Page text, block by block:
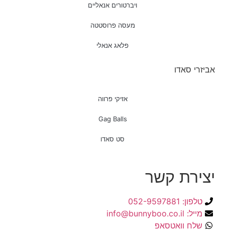
ויברטורים אנאליים
מעסה פרוסטטה
פלאג אנאלי
אביזרי סאדו
אזיקי פרווה
Gag Balls
סט סאדו
יצירת קשר
טלפון: 052-9597881
מייל: info@bunnyboo.co.il
שלח וואטסאפ